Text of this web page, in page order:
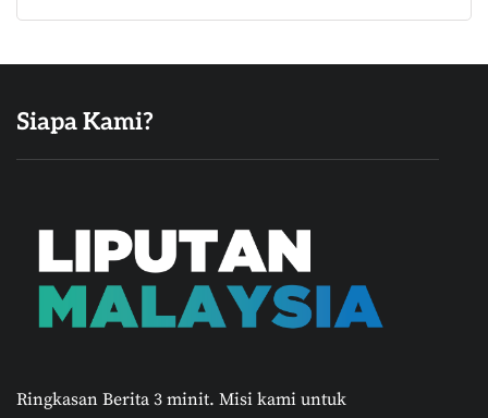
Siapa Kami?
Ringkasan Berita 3 minit. Misi kami untuk